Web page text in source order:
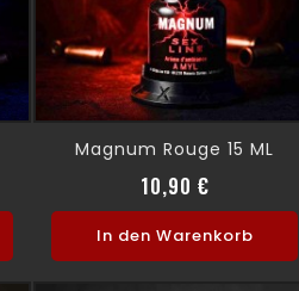
Magnum Rouge 15 ML
10,90 €Preis
In den Warenkorb